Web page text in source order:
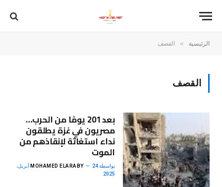
الرئيسية » القصف
القصف
بعد 201 يومًا من الحرب…
مصريون في غزة يطلقون
نداء استغاثة لإنقاذهم من
الموت
بواسطة MOHAMED ELARABY 24 أبريل،
2025